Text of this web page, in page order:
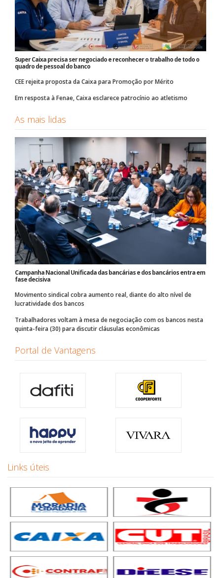
Super Caixa precisa ser negociado e reconhecer o trabalho de todo o
quadro de pessoal do banco
CEE rejeita proposta da Caixa para Promoção por Mérito
Em resposta à Fenae, Caixa esclarece patrocínio ao atletismo
As mais lidas
Campanha Nacional Unificada das bancárias e dos bancários entra em
fase decisiva
Movimento sindical cobra aumento real, diante do alto nível de
lucratividade dos bancos
Trabalhadores voltam à mesa de negociação com os bancos nesta
quinta-feira (30) para discutir cláusulas econômicas
Portal de Vantagens
Links úteis